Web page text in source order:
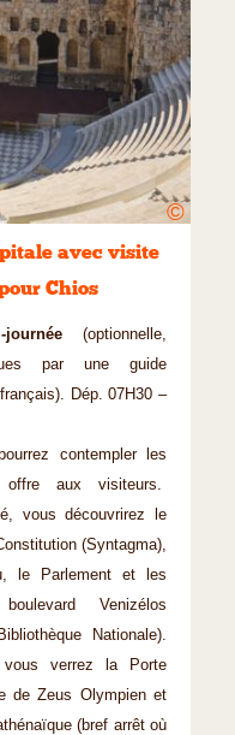
©
avec visite
Chios
(optionnelle,
par une guide
Dép. 07H30 –
contempler les
offre aux visiteurs.
vous découvrirez le
(Syntagma),
le Parlement et les
Venizélos
Nationale).
vous verrez la Porte
de Zeus Olympien et
(bref arrêt où